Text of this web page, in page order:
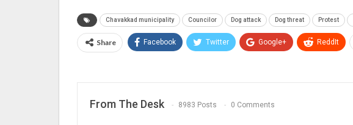
Chavakkad municipality Councilor Dog attack Dog threat Protest
Share Facebook Twitter Google+ ReddIt
From The Desk 8983 Posts 0 Comments